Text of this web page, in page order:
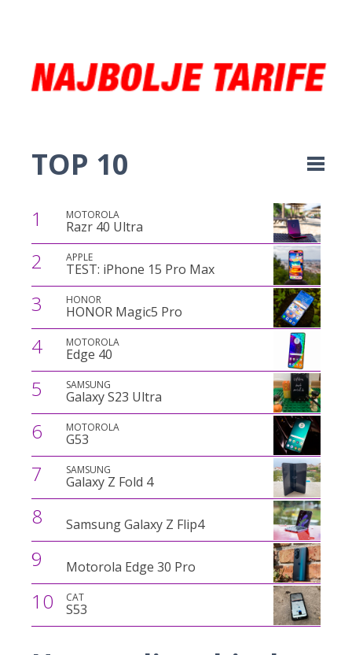
TOP 10
1 MOTOROLA
Razr 40 Ultra
2 APPLE
TEST: iPhone 15 Pro Max
3 HONOR
HONOR Magic5 Pro
4 MOTOROLA
Edge 40
5 SAMSUNG
Galaxy S23 Ultra
6 MOTOROLA
G53
7 SAMSUNG
Galaxy Z Fold 4
8 Samsung Galaxy Z Flip4
9 Motorola Edge 30 Pro
10 CAT
S53